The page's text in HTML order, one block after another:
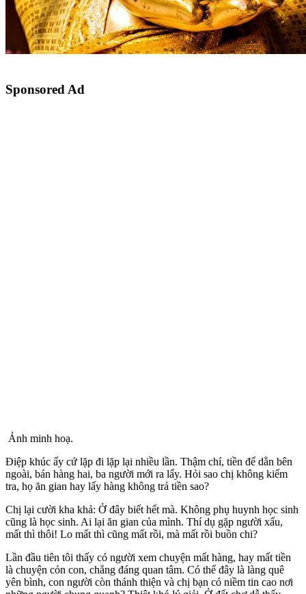
Sponsored Ad
Ảnh minh hoạ.
Điệp khúc ấy cứ lặp đi lặp lại nhiều lần. Thậm chí, tiền để dằn bên
ngoài, bán hàng hai, ba người mới ra lấy. Hỏi sao chị không kiểm
tra, họ ăn gian hay lấy hàng không trả tiền sao?
Chị lại cười kha khả: Ở đây biết hết mà. Không phụ huynh học sinh
cũng là học sinh. Ai lại ăn gian của mình. Thí dụ gặp người xấu,
mất thì thôi! Lo mất thì cũng mất rồi, mà mất rồi buồn chi?
Lần đầu tiên tôi thấy có người xem chuyện mất hàng, hay mất tiền
là chuyện cỏn con, chẳng đáng quan tâm. Có thể đây là làng quê
yên bình, con người còn thánh thiện và chị bạn có niềm tin cao nơi